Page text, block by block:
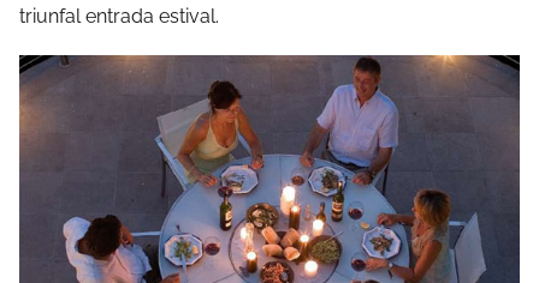
triunfal entrada estival.